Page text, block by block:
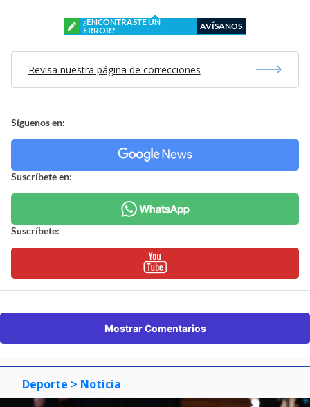
¿ENCONTRASTE UN
ERROR?
AVÍSANOS
Revisa nuestra página de correcciones
Síguenos en:
Suscríbete en:
Suscríbete:
Mostrar Comentarios
Deporte > Noticia